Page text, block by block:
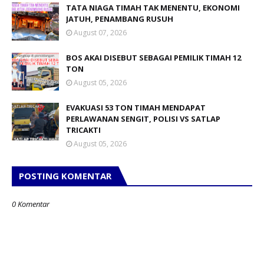
TATA NIAGA TIMAH TAK MENENTU, EKONOMI
JATUH, PENAMBANG RUSUH
August 07, 2026
BOS AKAI DISEBUT SEBAGAI PEMILIK TIMAH 12
TON
August 05, 2026
EVAKUASI 53 TON TIMAH MENDAPAT
PERLAWANAN SENGIT, POLISI VS SATLAP
TRICAKTI
August 05, 2026
POSTING KOMENTAR
0 Komentar